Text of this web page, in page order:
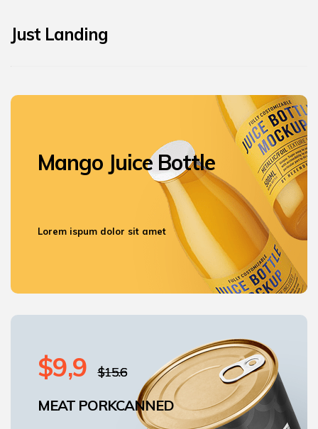
Just Landing
Mango JuiceBottle
Lorem ispum dolor sit amet
$9,9 $15.6
MEAT PORKCANNED